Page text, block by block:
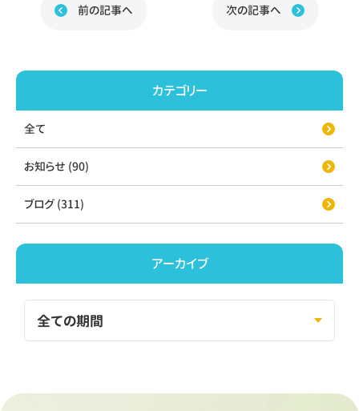
前の記事へ 次の記事へ
カテゴリー
全て
お知らせ (90)
ブログ (311)
アーカイブ